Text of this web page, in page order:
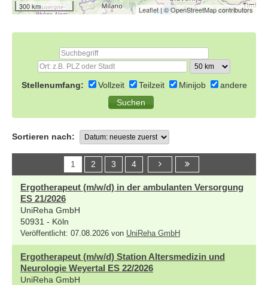
300 km Leaflet | ©OpenStreetMapcontributors
Stellenumfang: Vollzeit Teilzeit Minijob andere
Sortieren nach:
1 2 3 4
Ergotherapeut (m/w/d) in der ambulanten Versorgung
ES 21/2026
UniReha GmbH
50931 - Köln
Veröffentlicht: 07.08.2026 von UniReha GmbH
Ergotherapeut (m/w/d) Station Altersmedizin und
Neurologie Weyertal ES 22/2026
UniReha GmbH